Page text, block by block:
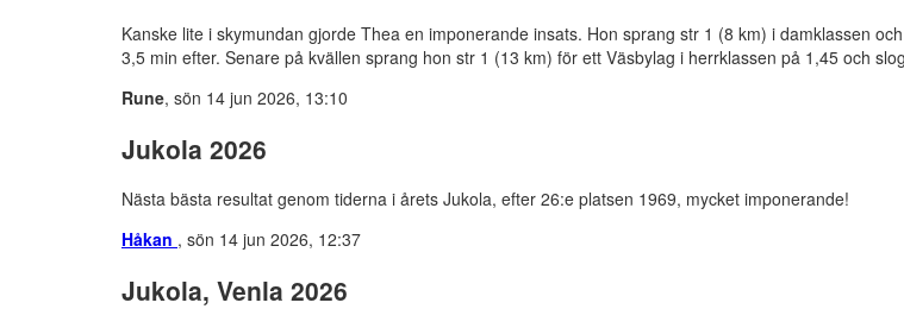
Kanske lite i skymundan gjorde Thea en imponerande insats. Hon sprang str 1 (8 km) i damklassen
3,5 min efter. Senare på kvällen sprang hon str 1 (13 km) för ett Väsbylag i herrklassen på 1,45 och
Rune, sön 14 jun 2026, 13:10
Jukola 2026
Nästa bästa resultat genom tiderna i årets Jukola, efter 26:e platsen 1969, mycket imponerande!
Håkan , sön 14 jun 2026, 12:37
Jukola, Venla 2026